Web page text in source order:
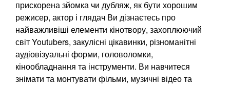
прискорена зйомка чи дубляж, як бути хорошим
режисер, актор і глядач Ви дізнаєтесь про
найважливіші елементи кінотвору, захоплюючий
світ Youtubers, закулісні цікавинки, різноманітні
аудіовізуальні форми, головоломки,
кінообладнання та інструменти. Ви навчитеся
знімати та монтувати фільми, музичні відео та